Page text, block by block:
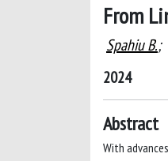
From
Spahiu B.;
2024
Abstract
With